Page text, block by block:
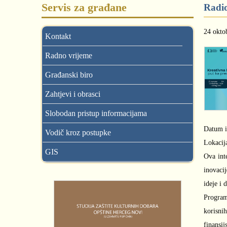
Servis za građane
Kontakt
Radno vrijeme
Građanski biro
Zahtjevi i obrasci
Slobodan pristup informacijama
Vodič kroz postupke
GIS
24
Datum
Ova
ideje i